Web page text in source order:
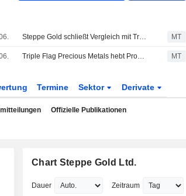
Steppe Gold schließt Vergleich mit Triple Flag MT
Triple Flag Precious Metals hebt Prognose für 2026 an; Einigung mit Steppe Gold erzielt MT
Termine Sektor Derivate
Offizielle Publikationen
Chart Steppe Gold Ltd.
Dauer Zeitraum